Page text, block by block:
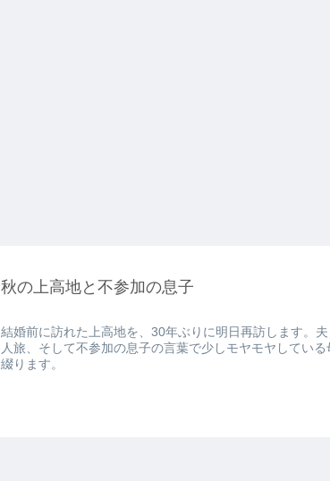
秋の上高地と不参加の息子
結婚前に訪れた上高地を、30年ぶりに明日再訪します。
人旅、そして不参加の息子の言葉で少しモヤモヤしている
綴ります。